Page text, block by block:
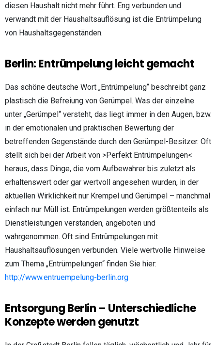
diesen Haushalt nicht mehr führt. Eng verbunden und
verwandt mit der Haushaltsauflösung ist die Entrümpelung
von Haushaltsgegenständen.
Berlin: Entrümpelung leicht gemacht
Das schöne deutsche Wort „Entrümpelung“ beschreibt ganz
plastisch die Befreiung von Gerümpel. Was der einzelne
unter „Gerümpel“ versteht, das liegt immer in den Augen, bzw.
in der emotionalen und praktischen Bewertung der
betreffenden Gegenstände durch den Gerümpel-Besitzer. Oft
stellt sich bei der Arbeit von >Perfekt Entrümpelungen<
heraus, dass Dinge, die vom Aufbewahrer bis zuletzt als
erhaltenswert oder gar wertvoll angesehen wurden, in der
aktuellen Wirklichkeit nur Krempel und Gerümpel – manchmal
einfach nur Müll ist. Entrümpelungen werden größtenteils als
Dienstleistungen verstanden, angeboten und
wahrgenommen. Oft sind Entrümpelungen mit
Haushaltsauflösungen verbunden. Viele wertvolle Hinweise
zum Thema „Entrümpelungen“ finden Sie hier:
http://www.entruempelung-berlin.org
Entsorgung Berlin – Unterschiedliche
Konzepte werden genutzt